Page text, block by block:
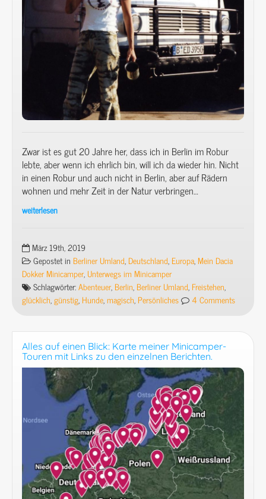
Zwar ist es gut 20 Jahre her, dass ich in Berlin im Robur
lebte, aber wenn ich ehrlich bin, will ich da wieder hin. Nicht
in einen Robur und auch nicht in Berlin, aber auf Rädern
wohnen und mehr Zeit in der Natur verbringen…
weiterlesen
dem
Minicamper
oder
Wohnmobil
in
–
mein
Leben
selbst
ausgebauten
März 19th, 2019
Gepostet in Berliner Umland, Deutschland, Europa,Mein Dacia
Dokker Minicamper, Unterwegs im Minicamper
Schlagwörter:Abenteuer, Berlin, Berliner Umland, Freistehen,
glücklich,günstig, Hunde,magisch, Persönliches 4 Comments
Alles auf einen Blick: Karte meiner Minicamper-
Touren mit Links zu den einzelnen Berichten.